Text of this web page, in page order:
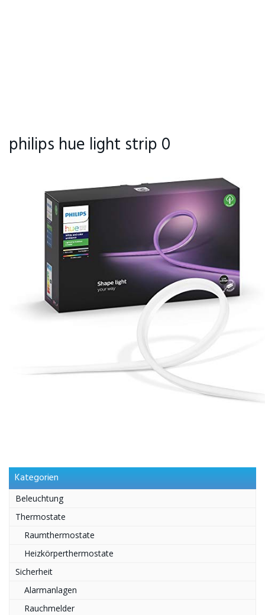
philips hue light strip 0
Kategorien
Beleuchtung
Thermostate
Raumthermostate
Heizkörperthermostate
Sicherheit
Alarmanlagen
Rauchmelder